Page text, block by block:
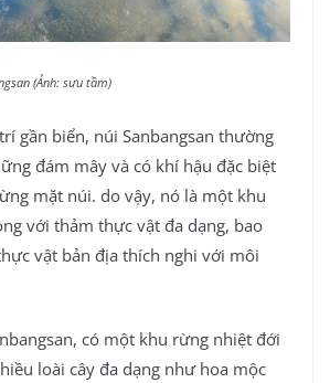
(Ảnh: sưu tầm)
gần biển, núi Sanbangsan thường
đám mây và có khí hậu đặc biệt
mặt núi. do vậy, nó là một khu
với thảm thực vật đa dạng, bao
vật bản địa thích nghi với môi
có một khu rừng nhiệt đới
loài cây đa dạng như hoa mộc